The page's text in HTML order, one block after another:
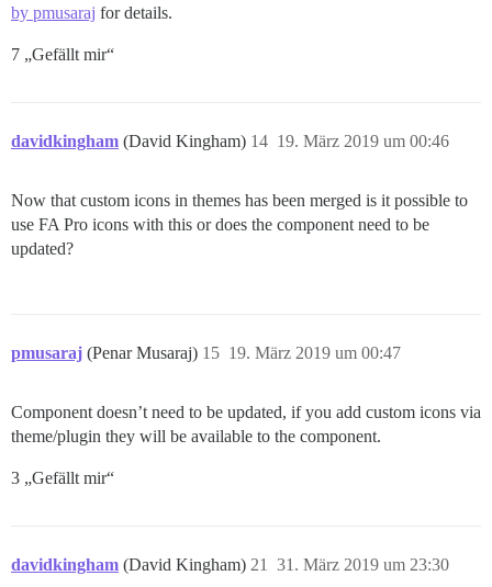
by pmusaraj for details.
7 „Gefällt mir“
davidkingham (David Kingham) 19. März 2019 um 00:46
14
Now that custom icons in themes has been merged is it possible to
use FA Pro icons with this or does the component need to be
updated?
pmusaraj (Penar Musaraj) 19. März 2019 um 00:47
15
Component doesn’t need to be updated, if you add custom icons via
theme/plugin they will be available to the component.
3 „Gefällt mir“
davidkingham (David Kingham) 31. März 2019 um 23:30
21